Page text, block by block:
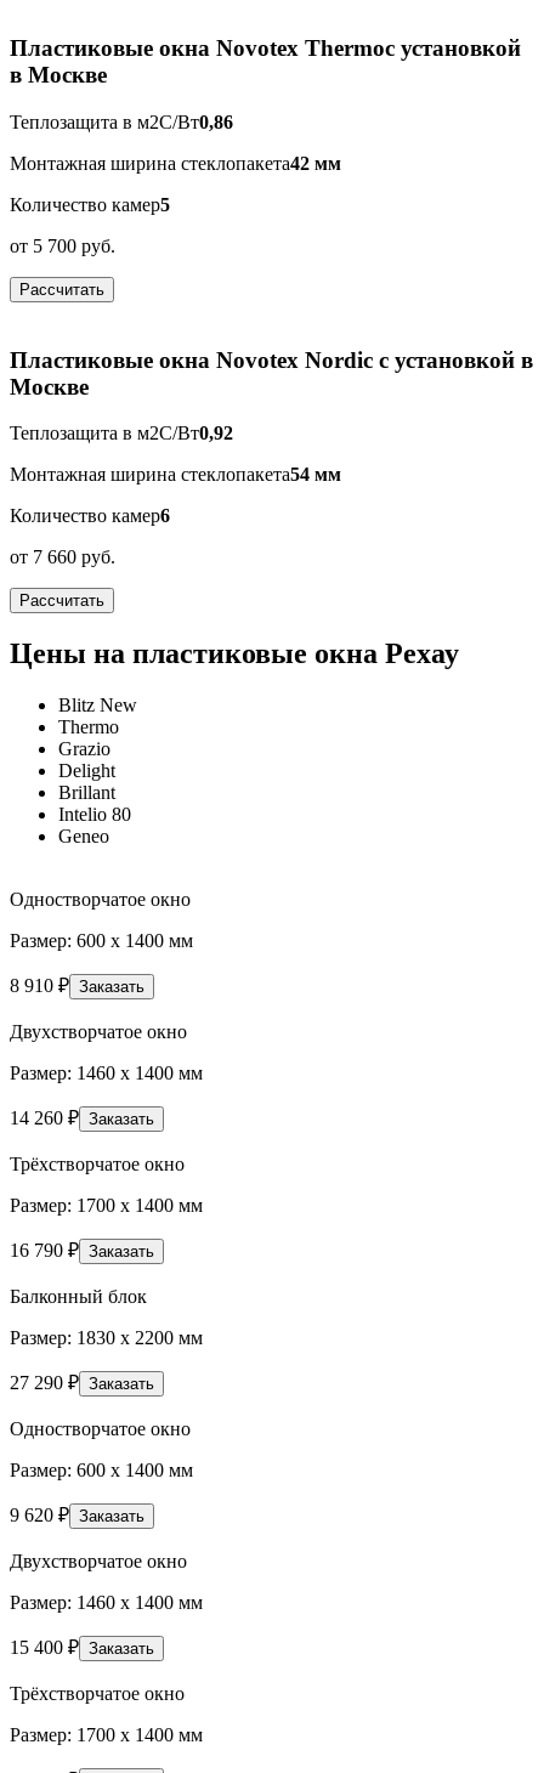
Пластиковые окна Novotex Thermoс установкой
в Москве
Теплозащита в м2С/Вт0,86
Монтажная ширина стеклопакета42 мм
Количество камер5
от 5 700 руб.
Рассчитать
Пластиковые окна Novotex Nordic с установкой в
Москве
Теплозащита в м2С/Вт0,92
Монтажная ширина стеклопакета54 мм
Количество камер6
от 7 660 руб.
Рассчитать
Цены на пластиковые окна Рехау
Blitz New
Thermo
Grazio
Delight
Brillant
Intelio 80
Geneo
Одностворчатое окно
Размер: 600 х 1400 мм
8 910 ₽ Заказать
Двухстворчатое окно
Размер: 1460 х 1400 мм
14 260 ₽ Заказать
Трёхстворчатое окно
Размер: 1700 х 1400 мм
16 790 ₽ Заказать
Балконный блок
Размер: 1830 х 2200 мм
27 290 ₽ Заказать
Одностворчатое окно
Размер: 600 х 1400 мм
9 620 ₽ Заказать
Двухстворчатое окно
Размер: 1460 х 1400 мм
15 400 ₽ Заказать
Трёхстворчатое окно
Размер: 1700 х 1400 мм